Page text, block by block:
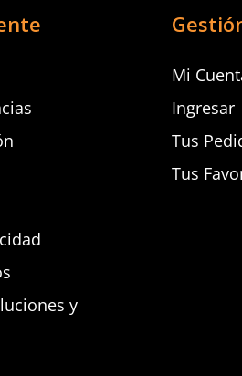
y
Mi
Ingresar
Tus
Tus